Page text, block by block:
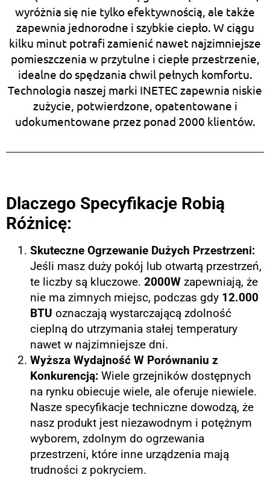
wyróżnia się nie tylko efektywnością, ale także
zapewnia jednorodne i szybkie ciepło. W ciągu
kilku minut potrafi zamienić nawet najzimniejsze
pomieszczenia w przytulne i ciepłe przestrzenie,
idealne do spędzania chwil pełnych komfortu.
Technologia naszej marki INETEC zapewnia niskie
zużycie, potwierdzone, opatentowane i
udokumentowane przez ponad 2000 klientów.
Dlaczego Specyfikacje Robią
Różnicę:
Skuteczne Ogrzewanie Dużych Przestrzeni:
Jeśli masz duży pokój lub otwartą przestrzeń,
te liczby są kluczowe. 2000W zapewniają, że
nie ma zimnych miejsc, podczas gdy 12.000
BTU oznaczają wystarczającą zdolność
cieplną do utrzymania stałej temperatury
nawet w najzimniejsze dni.
Wyższa Wydajność W Porównaniu z
Konkurencją: Wiele grzejników dostępnych
na rynku obiecuje wiele, ale oferuje niewiele.
Nasze specyfikacje techniczne dowodzą, że
nasz produkt jest niezawodnym i potężnym
wyborem, zdolnym do ogrzewania
przestrzeni, które inne urządzenia mają
trudności z pokryciem.